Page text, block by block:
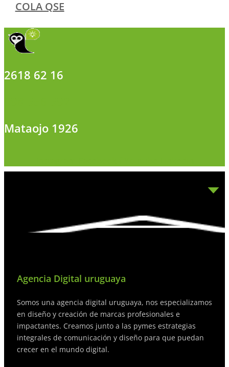
COLA QSE
2618 62 16
Mataojo 1926
Agencia Digital uruguaya
Somos una agencia digital uruguaya, nos especializamos
en diseño y creación de marcas profesionales e
impactantes. Creamos junto a las pymes estrategias
integrales de comunicación y diseño para que puedan
crecer en el mundo digital.